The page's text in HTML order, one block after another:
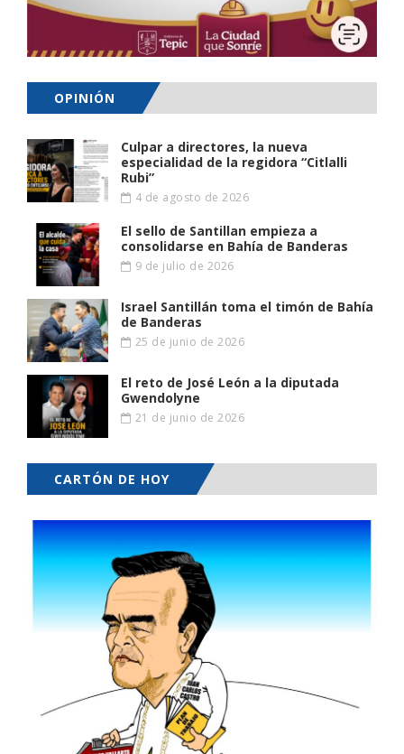
OPINIÓN
Culpar a directores, la nueva
especialidad de la regidora “Citlalli
Rubi”
4 de agosto de 2026
El sello de Santillan empieza a
consolidarse en Bahía de Banderas
9 de julio de 2026
Israel Santillán toma el timón de Bahía
de Banderas
25 de junio de 2026
El reto de José León a la diputada
Gwendolyne
21 de junio de 2026
CARTÓN DE HOY